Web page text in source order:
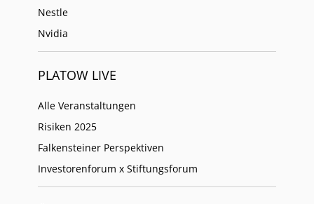
Nestle
Nvidia
PLATOW LIVE
Alle Veranstaltungen
Risiken 2025
Falkensteiner Perspektiven
Investorenforum x Stiftungsforum